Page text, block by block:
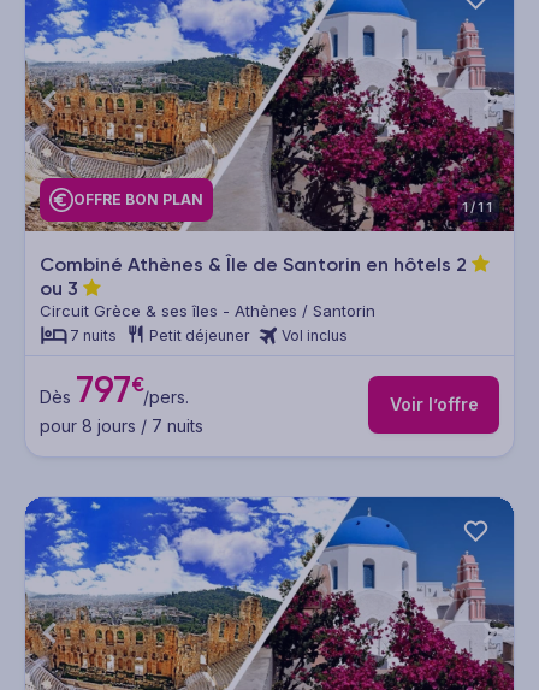
OFFRE BON PLAN 1/11
Combiné Athènes & Île de Santorin en hôtels 2
ou 3
Circuit Grèce & ses îles - Athènes / Santorin
7 nuits Petit déjeuner Vol inclus
Dès 797€/pers.
pour 8 jours / 7 nuits
Voir l’offre